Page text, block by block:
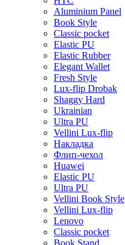
Aluminium Panel
Book Style
Classic pocket
Elastic PU
Elastic Rubber
Elegant Wallet
Fresh Style
Lux-flip Drobak
Shaggy Hard
Ukrainian
Ultra PU
Vellini Lux-flip
Накладка
Флип-чехол
Huawei
Elastic PU
Ultra PU
Vellini Book Style
Vellini Lux-flip
Lenovo
Classic pocket